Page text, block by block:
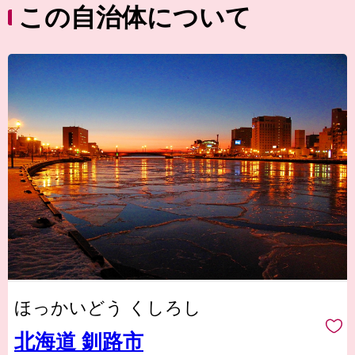
この自治体について
ほっかいどう くしろし
北海道 釧路市